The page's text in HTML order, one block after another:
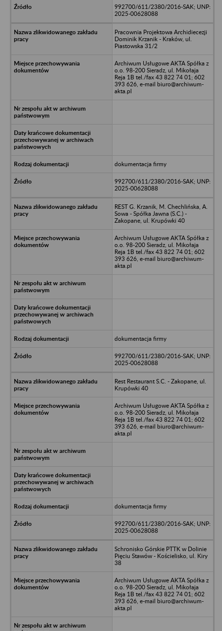
992700/611/2380/2016-SAK; UNP:
2025-00628088
Pracownia Projektowa Archidiecezji
Dominik Krzanik - Kraków, ul.
Piastowska 31/2
Archiwum Usługowe AKTA Spółka z
o.o. 98-200 Sieradz, ul. Mikołaja
Reja 1B tel./fax 43 822 74 01; 602
393 626, e-mail biuro@archiwum-
akta.pl
dokumentacja firmy
992700/611/2380/2016-SAK; UNP:
2025-00628088
REST G. Krzanik, M. Chechlińska, A.
Sowa - Spółka Jawna (S.C.) -
Zakopane, ul. Krupówki 40
Archiwum Usługowe AKTA Spółka z
o.o. 98-200 Sieradz, ul. Mikołaja
Reja 1B tel./fax 43 822 74 01; 602
393 626, e-mail biuro@archiwum-
akta.pl
dokumentacja firmy
992700/611/2380/2016-SAK; UNP:
2025-00628088
Rest Restaurant S.C. - Zakopane, ul.
Krupówki 40
Archiwum Usługowe AKTA Spółka z
o.o. 98-200 Sieradz, ul. Mikołaja
Reja 1B tel./fax 43 822 74 01; 602
393 626, e-mail biuro@archiwum-
akta.pl
dokumentacja firmy
992700/611/2380/2016-SAK; UNP:
2025-00628088
Schronisko Górskie PTTK w Dolinie
Pięciu Stawów - Kościelisko, ul. Kiry
38
Archiwum Usługowe AKTA Spółka z
o.o. 98-200 Sieradz, ul. Mikołaja
Reja 1B tel./fax 43 822 74 01; 602
393 626, e-mail biuro@archiwum-
akta.pl